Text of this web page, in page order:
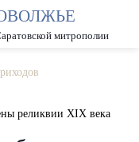
А А
митрополии
реликвии XIX века